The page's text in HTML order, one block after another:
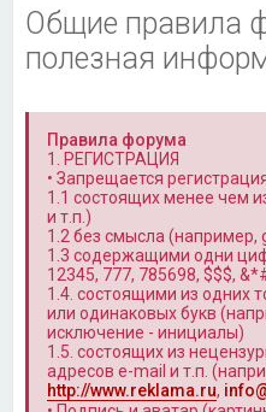
Общие правила
полезная
Правила форума
1. РЕГИСТРАЦИЯ
• Запрещается
1.1 состоящих менее чем
и т.п.)
1.2 без смысла (например,
1.3 содержащими одни
12345, 777, 785698, $$$,
1.4. состоящими из одних
или одинаковых букв
исключение - инициалы)
1.5. состоящих из
адресов e-mail и т.п.
http://www.reklama.ru,